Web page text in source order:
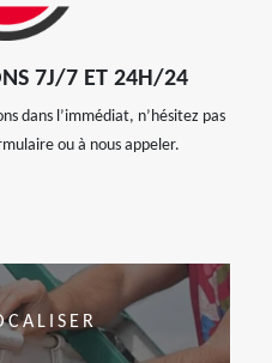
7J/7 ET 24H/24
dans l’immédiat, n’hésitez pas
ou à nous appeler.